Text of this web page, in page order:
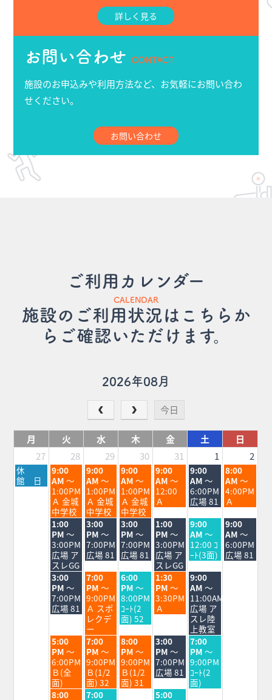
詳しく見る
お問い合わせCONTACT
施設のお申込みや利用方法など、お気軽にお問い合わ
せください。
お問い合わせ
ご利用カレンダー
CALENDAR
施設のご利用状況はこちらか
らご確認いただけます。
2026年08月
今日
月 火 水 木 金 土
日
27
28 29 30 31 1 2
月
曜
日,
休
館 日
火
曜
日,
7
月
28th
2026
9:00
AM ～
1:00PM
Ａ 金城
中学校
水
曜
日,
7
月
29th
2026
9:00
AM ～
1:00PM
Ａ 金城
中学校
木
曜
日,
7
月
30th
2026
9:00
AM ～
1:00PM
Ａ 金城
中学校
金
曜
日,
7
月
31st
2026
9:00
AM ～
12:00
Ａ
土
曜
日,
8
月
1st
2026
9:00
AM ～
6:00PM
広場 81
日
曜
日,
8
月
2nd
2026
8:00
AM ～
4:00PM
Ａ
火
曜
日,
7
月
28th
2026
1:00
PM ～
3:00PM
広場 ア
スレGG
水
曜
日,
7
月
29th
2026
3:00
PM ～
7:00PM
広場 81
木
曜
日,
7
月
30th
2026
3:00
PM ～
7:00PM
広場 81
金
曜
日,
7
月
31st
2026
1:00
PM ～
3:00PM
広場 ア
スレGG
土
曜
日,
8
月
1st
2026
9:00
AM ～
12:00 ｺ
ｰﾄ(3面)
日
曜
日,
8
月
9:00
AM ～
6:00PM
広場 81
火
曜
日,
7
月
2026
3:00
PM ～
7:00PM
広場 81
水
曜
日,
7
月
29th
2026
7:00
PM ～
9:00PM
Ａ スポ
レクデ
ー
木
曜
日,
7
月
30th
2026
6:00
PM ～
8:00PM
ｺｰﾄ(2
面) 52
金
曜
日,
7
月
2026
1:30
PM ～
3:30PM
Ａ
土
曜
日,
8
月
1st
2026
9:00
AM ～
11:00AM
広場 ア
スレ陸
上教室
火
曜
日,
7
月
28th
5:00
PM ～
6:00PM
Ｂ(全
面)
水
曜
日,
7
月
29th
7:00
PM ～
9:00PM
Ｂ(1/2
面) 32
木
曜
日,
7
月
30th
8:00
PM ～
9:00PM
Ｂ(1/2
面) 31
金
曜
日,
7
月
31st
3:00
PM ～
7:00PM
広場 81
土
曜
日,
8
月
1st
7:00
PM ～
9:00PM
ｺｰﾄ(2
面)
火
8:00
水
7:00
金
5:00